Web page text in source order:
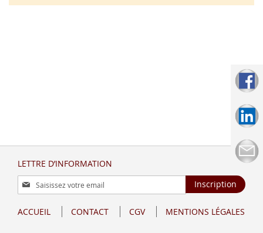
LETTRE D’INFORMATION
Inscription
à
lettre
Inscription
ACCUEIL CONTACT CGV MENTIONS LÉGALES